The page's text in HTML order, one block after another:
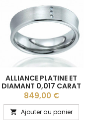
ALLIANCE PLATINE ET
DIAMANT 0,017 CARAT
BREUNING "JANICE" 6 MM
Prix
849,00 €
 Ajouter au panier